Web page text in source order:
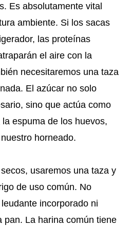
Es absolutamente vital
ambiente. Si los sacas
las proteínas
el aire con la
necesitaremos una taza
El azúcar no solo
sino que actúa como
espuma de los huevos,
horneado.
usaremos una taza y
de uso común. No
incorporado ni
pan. La harina común tiene